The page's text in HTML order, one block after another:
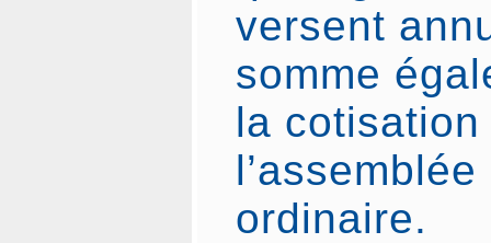
versent
somme
la
ordinaire.